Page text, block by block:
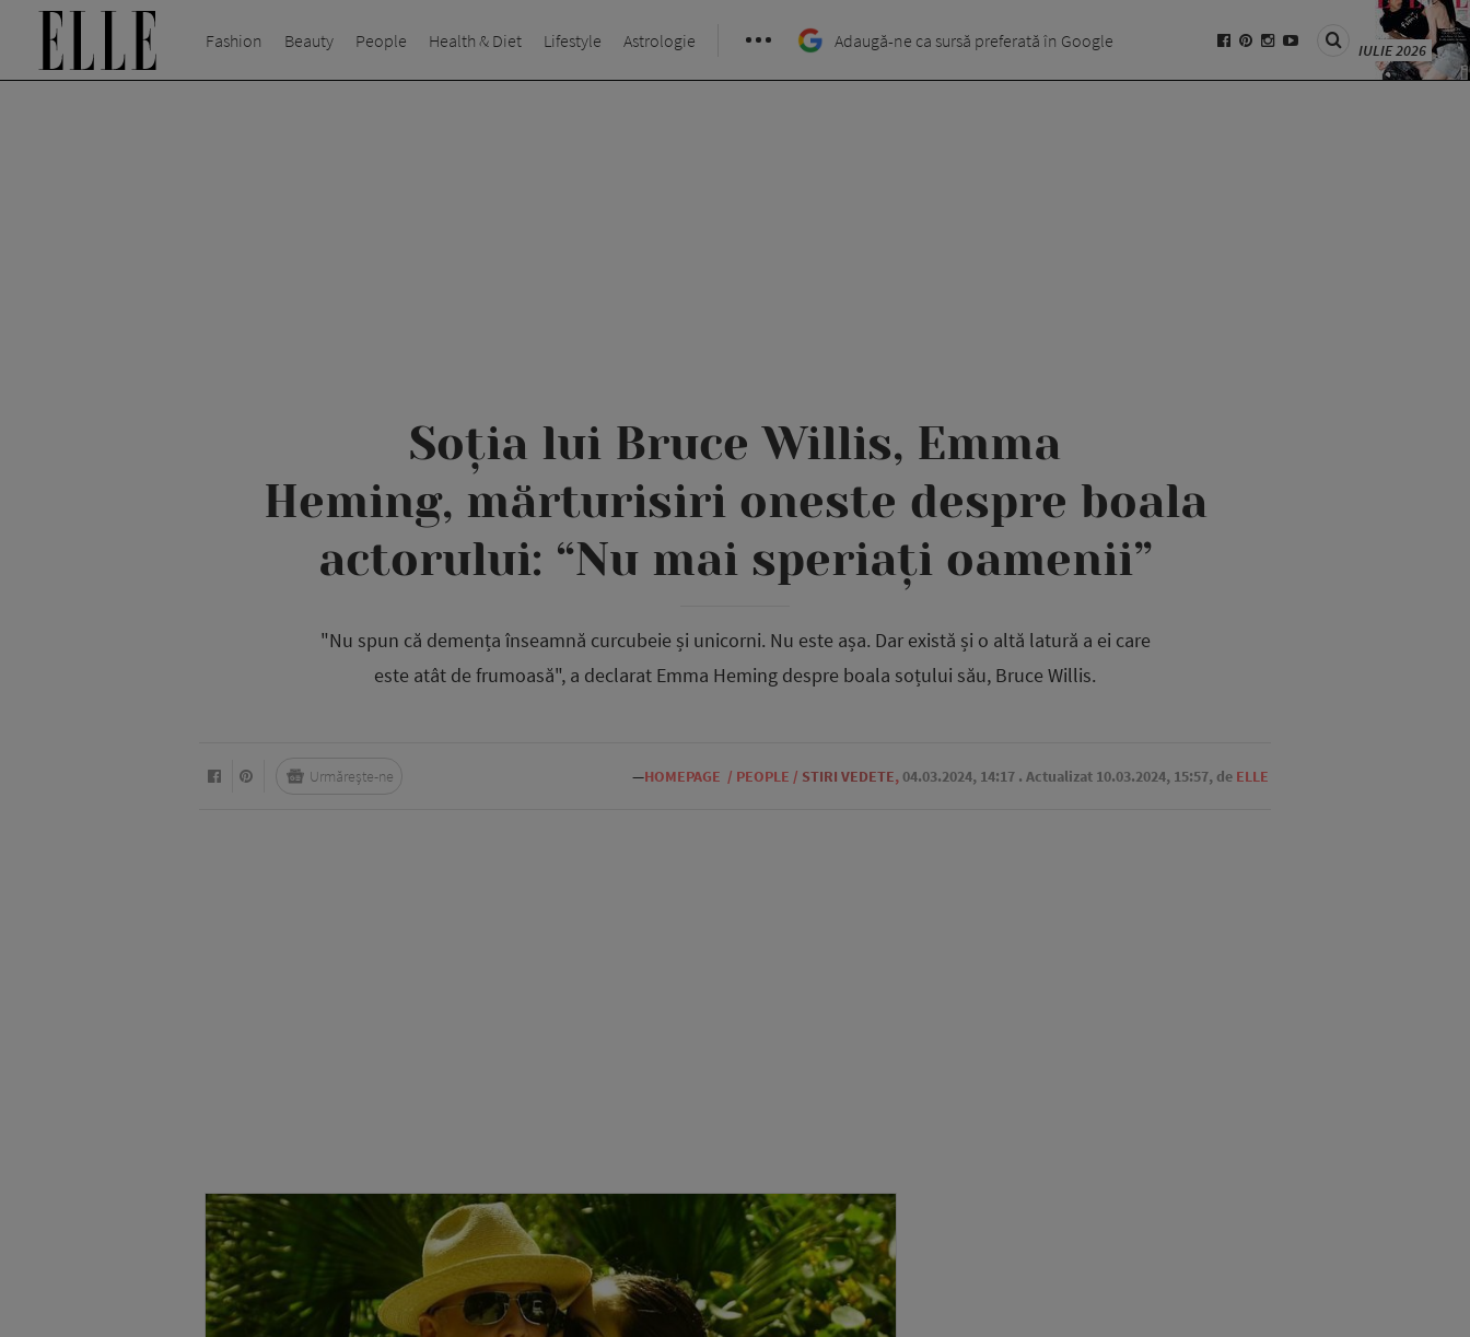
Fashion Beauty People Health & Diet Lifestyle Astrologie Adaugă-ne ca sursă preferată în Google IULIE 2026
Soția lui Bruce Willis, Emma
Heming, mărturisiri oneste despre boala
actorului: “Nu mai speriați oamenii”
"Nu spun că demența înseamnă curcubeie și unicorni. Nu este așa. Dar există și o altă latură a ei care
este atât de frumoasă", a declarat Emma Heming despre boala soțului său, Bruce Willis.
—HOMEPAGE / PEOPLE / STIRI VEDETE,04.03.2024, 14:17 . Actualizat 10.03.2024, 15:57, de ELLE
Urmărește-ne